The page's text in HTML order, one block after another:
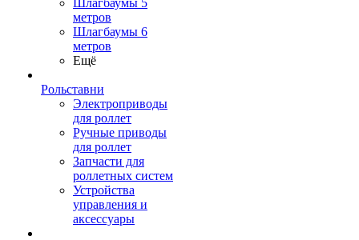
Шлагбаумы 5
метров
Шлагбаумы 6
метров
Ещё
Рольставни
Электроприводы
для роллет
Ручные приводы
для роллет
Запчасти для
роллетных систем
Устройства
управления и
аксессуары